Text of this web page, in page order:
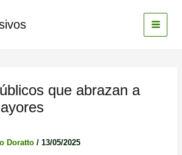
que abrazan a
Doratto / 13/05/2025